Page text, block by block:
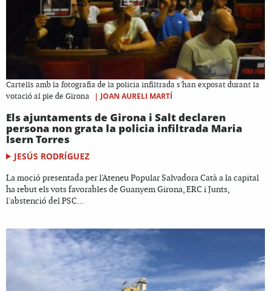
Cartells amb la fotografia de la policia infiltrada s'han exposat durant la
votació al ple de Girona
| JOAN AURELI MARTÍ
Els ajuntaments de Girona i Salt declaren
persona non grata la policia infiltrada Maria
Isern Torres
JESÚS RODRÍGUEZ
La moció presentada per l'Ateneu Popular Salvadora Catà a la capital
ha rebut els vots favorables de Guanyem Girona, ERC i Junts,
l'abstenció del PSC...